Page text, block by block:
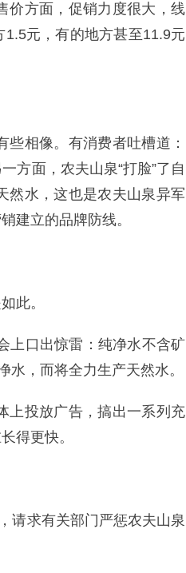
价方面，促销力度很大，线
元，有的地方甚至11.9元
相像。有消费者吐槽道：
方面，农夫山泉“打脸”了自
然水，这也是农夫山泉异军
建立的品牌防线。
此。
上口出惊雷：纯净水不含矿
水，而将全力生产天然水。
上投放广告，搞出一系列充
得更快。
请求有关部门严惩农夫山泉